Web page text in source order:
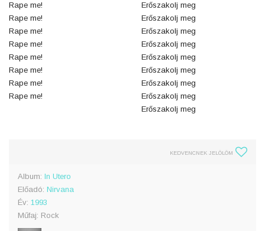
Rape me!
Rape me!
Rape me!
Rape me!
Rape me!
Rape me!
Rape me!
Rape me!
Erőszakolj meg
Erőszakolj meg
Erőszakolj meg
Erőszakolj meg
Erőszakolj meg
Erőszakolj meg
Erőszakolj meg
Erőszakolj meg
Erőszakolj meg
KEDVENCNEK JELÖLÖM
Album: In Utero
Előadó: Nirvana
Év: 1993
Műfaj: Rock